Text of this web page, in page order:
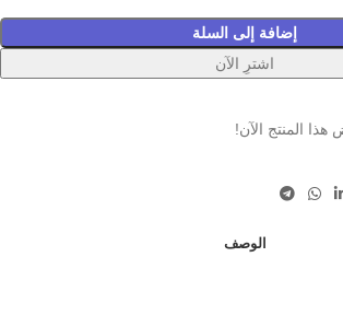
إضافة إلى السلة
اشترِ الآن
المنتج الآن!
الوصف